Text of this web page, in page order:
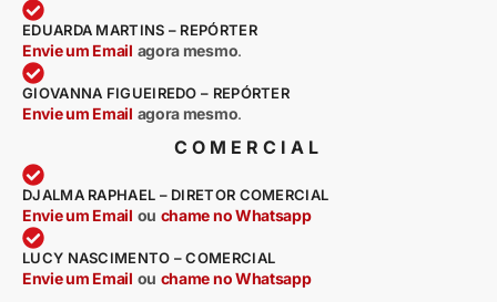
EDUARDA MARTINS – REPÓRTER
Envie um Email agora mesmo.
GIOVANNA FIGUEIREDO – REPÓRTER
Envie um Email agora mesmo.
COMERCIAL
DJALMA RAPHAEL – DIRETOR COMERCIAL
Envie um Email ou chame no Whatsapp
LUCY NASCIMENTO – COMERCIAL
Envie um Email ou chame no Whatsapp